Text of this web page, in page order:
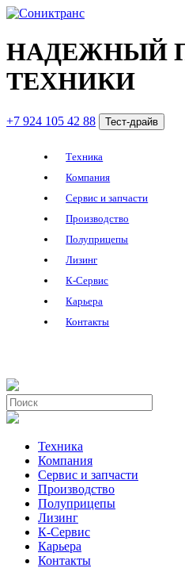
НАДЕЖНЫЙ
ТЕХНИКИ
+7 924 105 42 88 Тест-драйв
Техника
Компания
Сервис и запчасти
Производство
Полуприцепы
Лизинг
К-Сервис
Карьера
Контакты
Техника
Компания
Сервис и запчасти
Производство
Полуприцепы
Лизинг
К-Сервис
Карьера
Контакты